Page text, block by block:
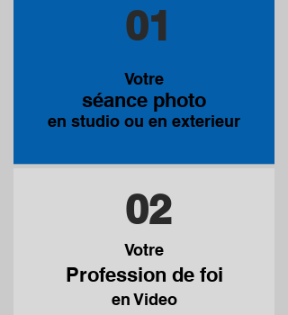
01
Votre
séance photo
en studio ou en exterieur
02
Votre
Profession de foi
en Video